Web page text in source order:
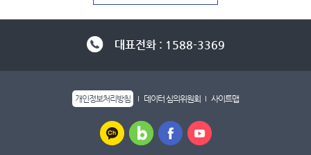
대표전화 : 1588-3369
개인정보처리방침 데이터 심의위원회 사이트맵